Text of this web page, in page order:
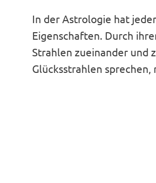
In der Astrologie hat
Eigenschaften. Durch
Strahlen zueinander und
Glücksstrahlen